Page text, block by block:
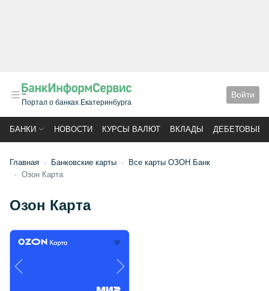
Портал о банках Екатеринбурга
Войти
БАНКИ НОВОСТИ КУРСЫ ВАЛЮТ ВКЛАДЫ ДЕБЕТОВЫЕ
Главная Банковские карты
Все карты ОЗОН Банк
Озон Карта
Озон Карта
Предыдущая Следующая